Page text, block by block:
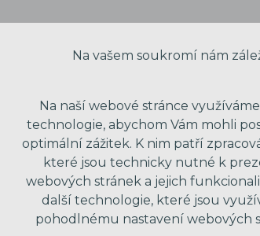
VAŠE JMÉNO
Na vašem soukromí nám
Na naší webové stránce
technologie, abychom Vám mohli
optimální zážitek. K nim patří
které jsou technicky nutné k
webových stránek a jejich
další technologie, které jsou
pohodlnému nastavení webových